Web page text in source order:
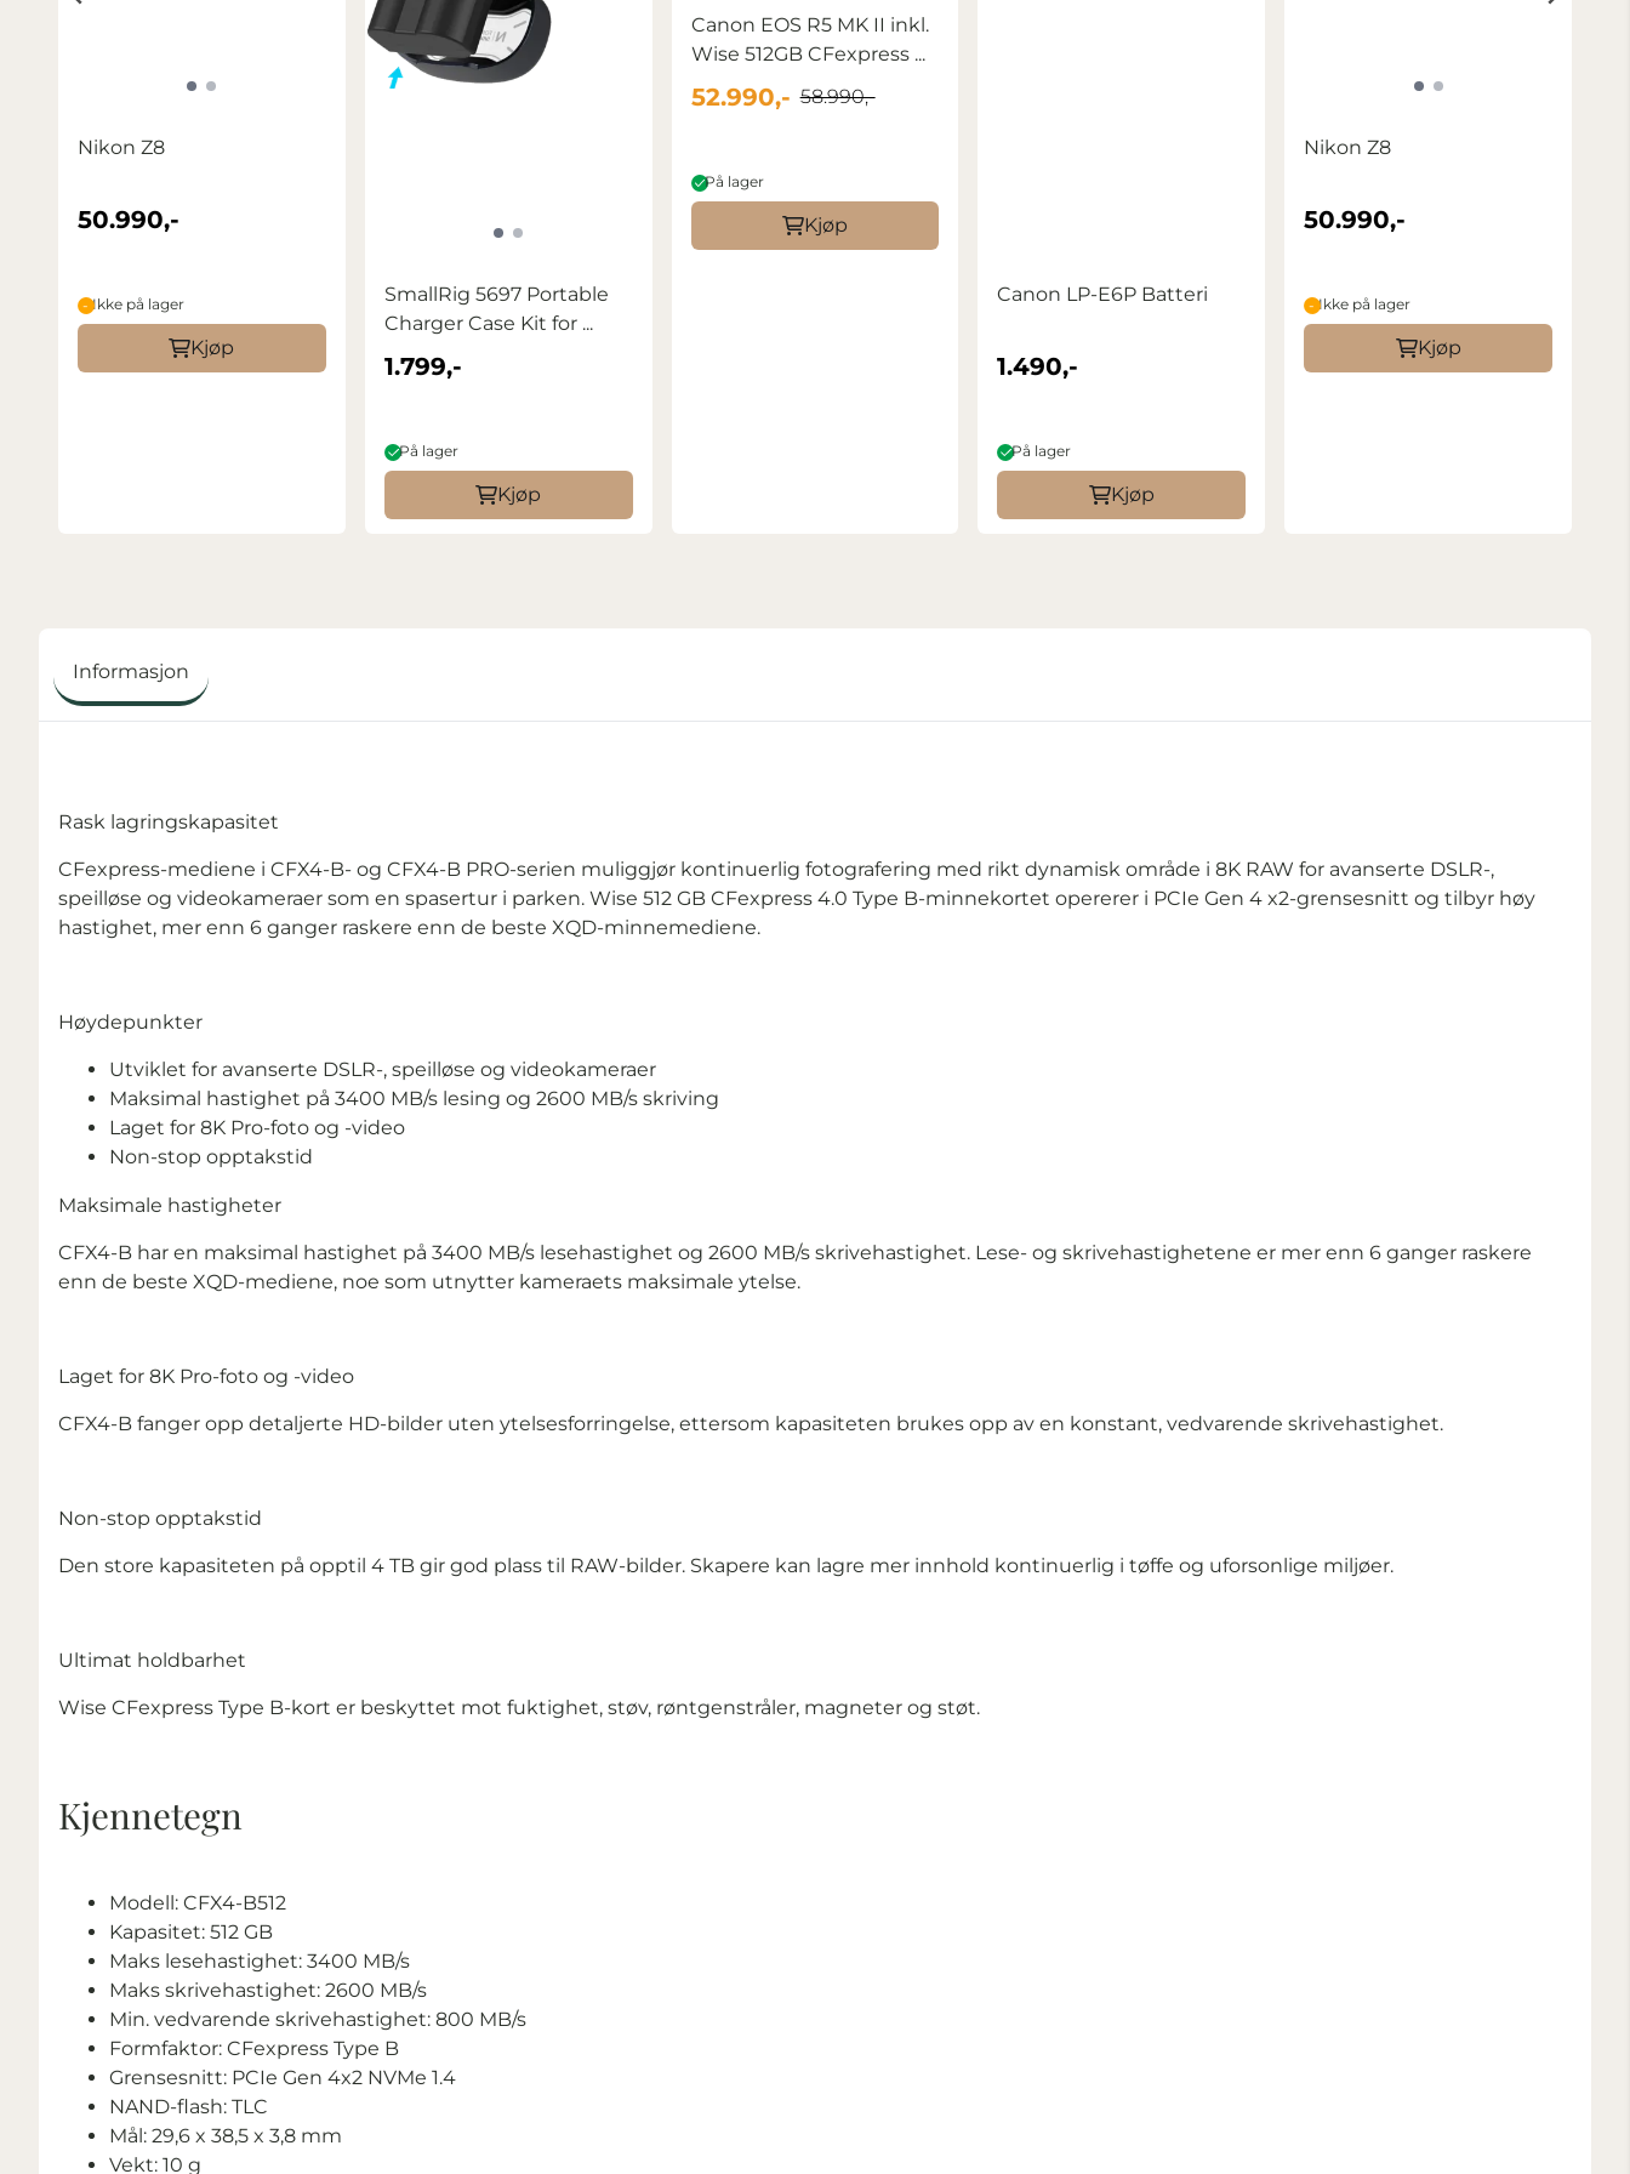
Nikon Z8
50.990,-
Ikke på lager
Kjøp
SmallRig 5697 Portable
Charger Case Kit for ...
1.799,-
På lager
Kjøp
Canon EOS R5 MK II inkl.
Wise 512GB CFexpress ...
52.990,- 58.990,-
På lager
Kjøp
Canon LP-E6P Batteri
1.490,-
På lager
Kjøp
Nikon Z8
50.990,-
Ikke på lager
Kjøp
Informasjon
Rask lagringskapasitet
CFexpress-mediene i CFX4-B- og CFX4-B PRO-serien muliggjør kontinuerlig fotografering med rikt dynamisk område i 8K RAW for avanserte DSLR-,
speilløse og videokameraer som en spasertur i parken. Wise 512 GB CFexpress 4.0 Type B-minnekortet opererer i PCIe Gen 4 x2-grensesnitt og tilbyr høy
hastighet, mer enn 6 ganger raskere enn de beste XQD-minnemediene.
Høydepunkter
Utviklet for avanserte DSLR-, speilløse og videokameraer
Maksimal hastighet på 3400 MB/s lesing og 2600 MB/s skriving
Laget for 8K Pro-foto og -video
Non-stop opptakstid
Maksimale hastigheter
CFX4-B har en maksimal hastighet på 3400 MB/s lesehastighet og 2600 MB/s skrivehastighet. Lese- og skrivehastighetene er mer enn 6 ganger raskere
enn de beste XQD-mediene, noe som utnytter kameraets maksimale ytelse.
Laget for 8K Pro-foto og -video
CFX4-B fanger opp detaljerte HD-bilder uten ytelsesforringelse, ettersom kapasiteten brukes opp av en konstant, vedvarende skrivehastighet.
Non-stop opptakstid
Den store kapasiteten på opptil 4 TB gir god plass til RAW-bilder. Skapere kan lagre mer innhold kontinuerlig i tøffe og uforsonlige miljøer.
Ultimat holdbarhet
Wise CFexpress Type B-kort er beskyttet mot fuktighet, støv, røntgenstråler, magneter og støt.
Kjennetegn
Modell: CFX4-B512
Kapasitet: 512 GB
Maks lesehastighet: 3400 MB/s
Maks skrivehastighet: 2600 MB/s
Min. vedvarende skrivehastighet: 800 MB/s
Formfaktor: CFexpress Type B
Grensesnitt: PCIe Gen 4x2 NVMe 1.4
NAND-flash: TLC
Mål: 29,6 x 38,5 x 3,8 mm
Vekt: 10 g